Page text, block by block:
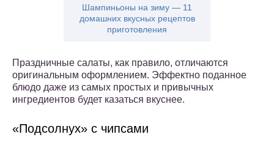
Шампиньоны на зиму — 11
домашних вкусных рецептов
приготовления
Праздничные салаты, как правило, отличаются
оригинальным оформлением. Эффектно поданное
блюдо даже из самых простых и привычных
ингредиентов будет казаться вкуснее.
«Подсолнух» с чипсами